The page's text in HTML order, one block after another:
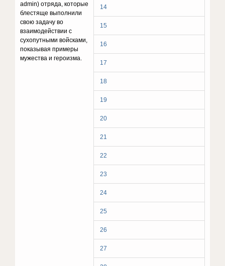
14
15
16
17
18
19
20
21
22
23
24
25
26
27
admin) отряда, которые
блестяще выполнили
свою задачу во
взаимодействии с
сухопутными войсками,
показывая примеры
мужества и героизма.